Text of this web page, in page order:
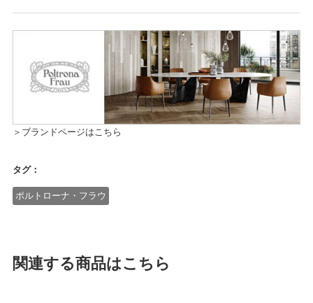
＞ブランドページはこちら
タグ：
ポルトローナ・フラウ
関連する商品はこちら